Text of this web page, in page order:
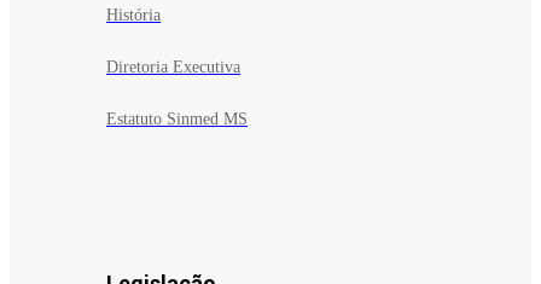
História
Diretoria Executiva
Estatuto Sinmed MS